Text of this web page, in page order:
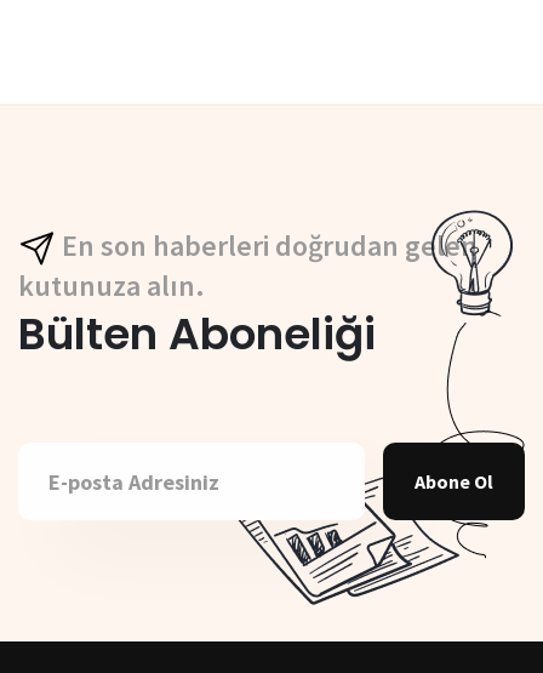
En son haberleri doğrudan gelen
kutunuza alın.
Bülten Aboneliği
Abone Ol